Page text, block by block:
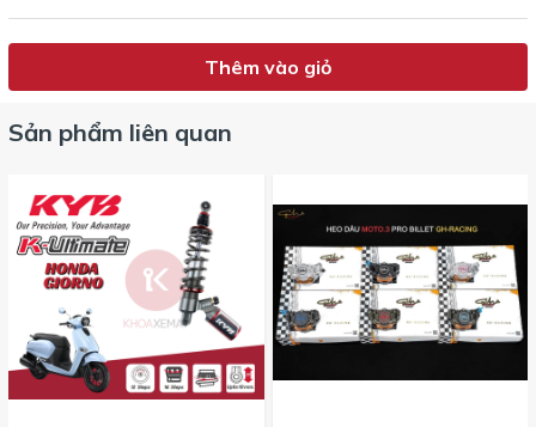
Thêm vào giỏ
Sản phẩm liên quan